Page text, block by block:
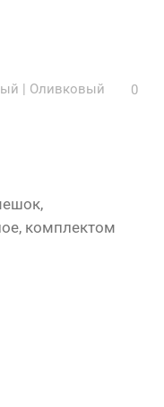
| Оливковый 0
комплектом